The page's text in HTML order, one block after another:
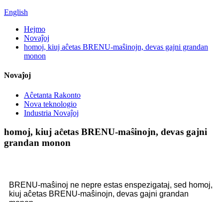
English
Hejmo
Novaĵoj
homoj, kiuj aĉetas BRENU-maŝinojn, devas gajni grandan
monon
Novaĵoj
Aĉetanta Rakonto
Nova teknologio
Industria Novaĵoj
homoj, kiuj aĉetas BRENU-maŝinojn, devas gajni
grandan monon
BRENU-maŝinoj ne nepre estas enspezigataj, sed homoj,
kiuj aĉetas BRENU-maŝinojn, devas gajni grandan